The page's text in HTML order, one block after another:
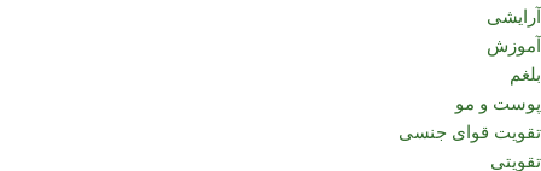
آرایشی
آموزش
بلغم
پوست و مو
تقویت قوای جنسی
تقویتی